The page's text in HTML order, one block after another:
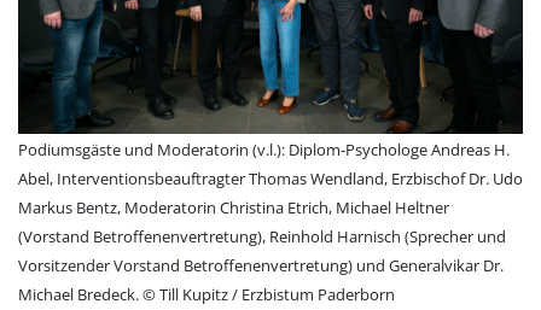
Podiumsgäste und Moderatorin (v.l.): Diplom-Psychologe Andreas H.
Abel, Interventionsbeauftragter Thomas Wendland, Erzbischof Dr. Udo
Markus Bentz, Moderatorin Christina Etrich, Michael Heltner
(Vorstand Betroffenenvertretung), Reinhold Harnisch (Sprecher und
Vorsitzender Vorstand Betroffenenvertretung) und Generalvikar Dr.
Michael Bredeck. © Till Kupitz / Erzbistum Paderborn